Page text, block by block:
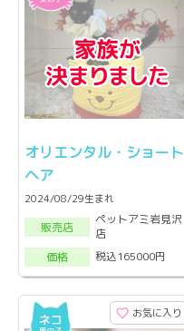
オリエンタル・ショート
ヘア
2024/08/29生まれ
販売店
ペットアミ岩見沢
店
価格
税込165000円
お気に入り